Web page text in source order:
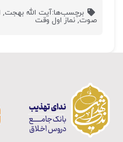
برچسب‌ها:آیت الله بهجت,
صوت,نماز اول وقت